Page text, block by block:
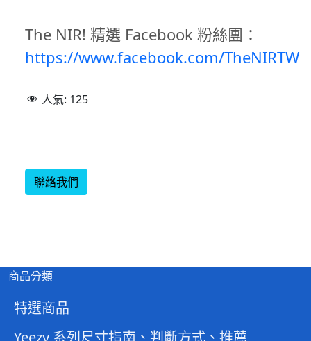
The NIR! 精選 Facebook 粉絲團：
https://www.facebook.com/TheNIRTW
人氣: 125
聯絡我們
商品分類
特選商品
Yeezy 系列尺寸指南、判斷方式、推薦